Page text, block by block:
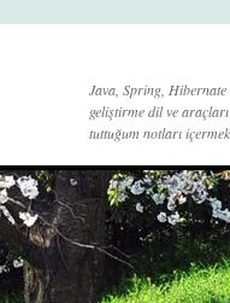
Java, Spring, Hibernate
geliştirme dil ve
tuttuğum notları